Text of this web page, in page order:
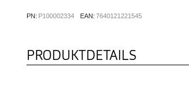
PN: P100002334 EAN: 7640121221545
PRODUKTDETAILS